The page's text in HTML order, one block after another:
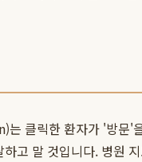
클릭한 환자가 '방문'
고 말 것입니다. 병원